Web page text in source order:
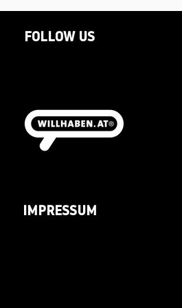
FOLLOW US
IMPRESSUM